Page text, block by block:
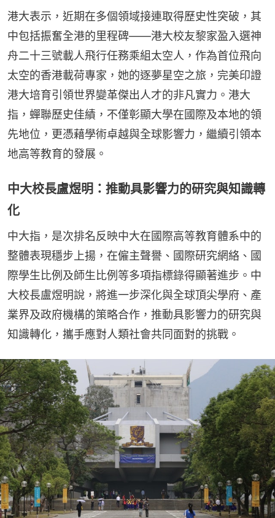
港大表示，近期在多個領域接連取得歷史性突破，其
中包括振奮全港的里程碑——港大校友黎家盈入選神
舟二十三號載人飛行任務乘組太空人，作為首位飛向
太空的香港載荷專家，她的逐夢星空之旅，完美印證
港大培育引領世界變革傑出人才的非凡實力。港大
指，蟬聯歷史佳績，不僅彰顯大學在國際及本地的領
先地位，更憑藉學術卓越與全球影響力，繼續引領本
地高等教育的發展。
中大校長盧煜明：推動具影響力的研究與知識轉
化
中大指，是次排名反映中大在國際高等教育體系中的
整體表現穩步上揚，在僱主聲譽、國際研究網絡、國
際學生比例及師生比例等多項指標錄得顯著進步。中
大校長盧煜明說，將進一步深化與全球頂尖學府、產
業界及政府機構的策略合作，推動具影響力的研究與
知識轉化，攜手應對人類社會共同面對的挑戰。